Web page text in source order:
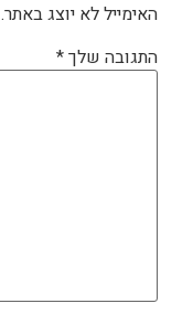
האימייל לא יוצג באתר.
התגובה שלך*